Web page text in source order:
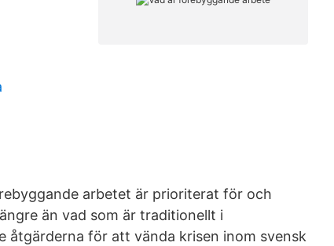
arbetet är prioriterat för och
än vad som är traditionellt i
åtgärderna för att vända krisen inom svensk